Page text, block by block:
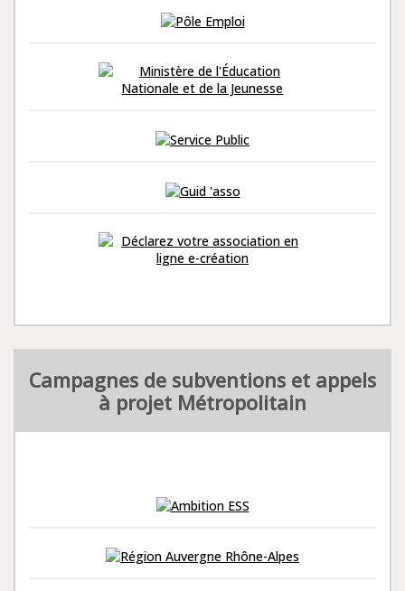
Campagnes de subventions et appels
à projet Métropolitain